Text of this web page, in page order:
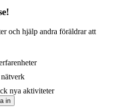
och hjälp andra föräldrar att
nya aktiviteter
in